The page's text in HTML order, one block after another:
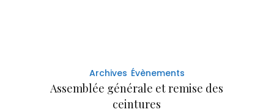
Archives Évènements
Assemblée générale et remise des
ceintures